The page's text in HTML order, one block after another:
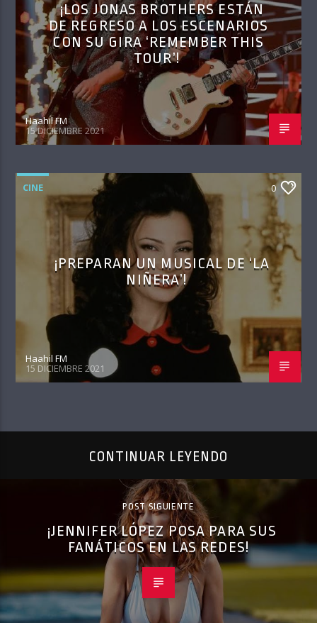
¡LOS JONAS BROTHERS ESTÁN
DE REGRESO A LOS ESCENARIOS
CON SU GIRA ‘REMEMBER THIS
TOUR’!
Haahil FM
15 DICIEMBRE 2021
CINE 0
¡PREPARAN UN MUSICAL DE ‘LA
NIÑERA’!
Haahil FM
15 DICIEMBRE 2021
CONTINUAR LEYENDO
POST SIGUIENTE
¡JENNIFER LÓPEZ POSA PARA SUS
FANÁTICOS EN LAS REDES!